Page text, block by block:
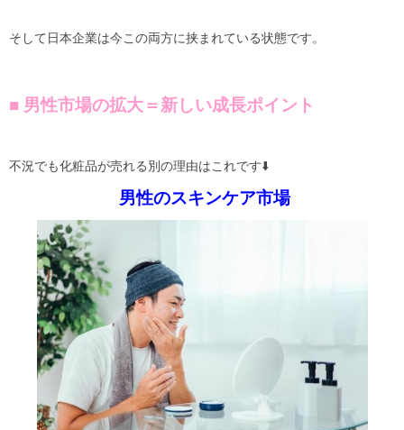
そして日本企業は今この両方に挟まれている状態です。
■ 男性市場の拡大＝新しい成長ポイント
不況でも化粧品が売れる別の理由はこれです⬇️
男性のスキンケア市場